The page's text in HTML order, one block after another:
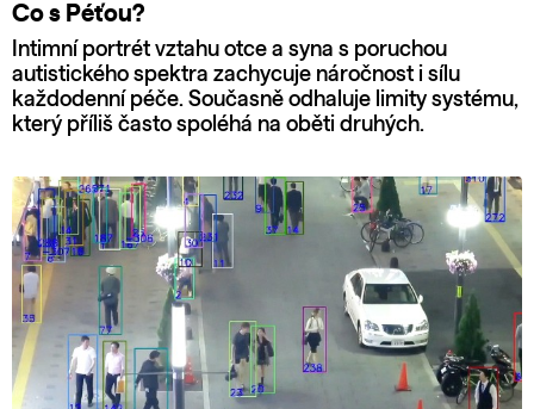
Co s Péťou?
Intimní portrét vztahu otce a syna s poruchou
autistického spektra zachycuje náročnost i sílu
každodenní péče. Současně odhaluje limity systému,
který příliš často spoléhá na oběti druhých.